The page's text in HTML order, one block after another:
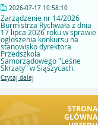
2026-07-17 10:58:10
Zarządzenie nr 14/2026
Burmistrza Rychwała z dnia
17 lipca 2026 roku w sprawie
ogłoszenia konkursu na
stanowisko dyrektora
Przedszkola
Samorządowego "Leśne
Skrzaty" w Siąszycach.
Czytaj dalej
STRONA
GŁÓWNA